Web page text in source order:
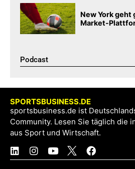
New York
Market-
Podcast​
SPORTSBUSINESS.DE
sportsbusiness.de ist
Community. Lesen Sie täglich die
aus Sport und Wirtschaft.